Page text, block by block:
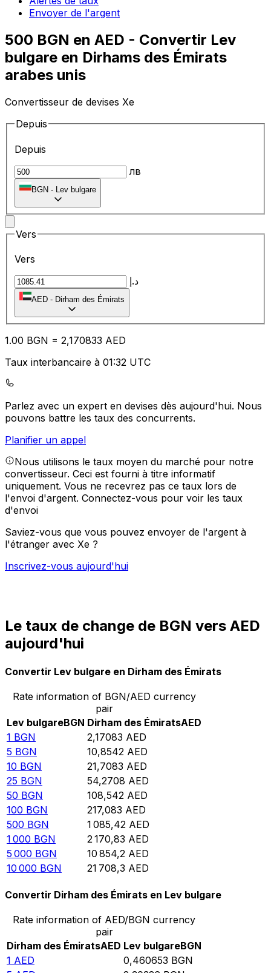
Envoyer de l'argent
500 BGN en AED - Convertir Lev
bulgare en Dirhams des Émirats
arabes unis
Convertisseur de devises Xe
Depuis
Depuis
лв
BGN - Lev bulgare
Vers
Vers
د.إ
AED - Dirham des Émirats
1.00 BGN = 2,170833 AED
Taux interbancaire à 01:32 UTC
Parlez avec un expert en devises dès aujourd'hui. Nous
pouvons battre les taux des concurrents.
Planifier un appel
Nous utilisons le taux moyen du marché pour notre
convertisseur. Ceci est fourni à titre informatif
uniquement. Vous ne recevrez pas ce taux lors de
l'envoi d'argent. Connectez-vous pour voir les taux
d'envoi
Saviez-vous que vous pouvez envoyer de l'argent à
l'étranger avec Xe ?
Inscrivez-vous aujourd'hui
Le taux de change de BGN vers AED
aujourd'hui
Convertir Lev bulgare en Dirham des Émirats
Rate information of BGN/AED currency
pair
Lev bulgareBGN Dirham des ÉmiratsAED
1 BGN 2,17083 AED
5 BGN 10,8542 AED
10 BGN 21,7083 AED
25 BGN 54,2708 AED
50 BGN 108,542 AED
100 BGN 217,083 AED
500 BGN 1 085,42 AED
1 000 BGN 2 170,83 AED
5 000 BGN 10 854,2 AED
10 000 BGN 21 708,3 AED
Convertir Dirham des Émirats en Lev bulgare
Rate information of AED/BGN currency
pair
Dirham des ÉmiratsAED Lev bulgareBGN
1 AED 0,460653 BGN